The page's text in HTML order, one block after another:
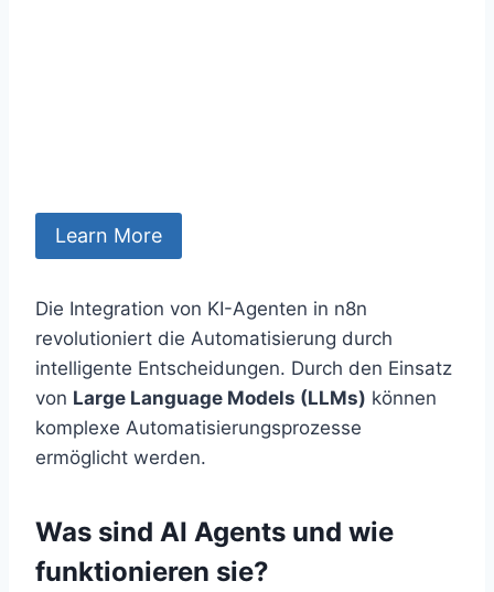
Learn More
Die Integration von KI-Agenten in n8n
revolutioniert die Automatisierung durch
intelligente Entscheidungen. Durch den Einsatz
von Large Language Models (LLMs) können
komplexe Automatisierungsprozesse
ermöglicht werden.
Was sind AI Agents und wie
funktionieren sie?